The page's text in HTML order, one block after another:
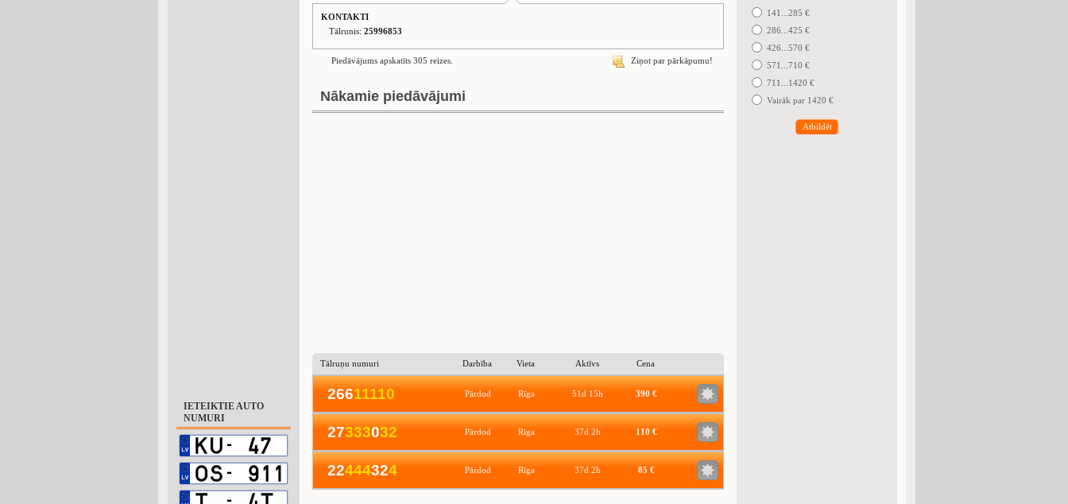
IETEIKTIE AUTO
NUMURI
KONTAKTI
Tālrunis: 25996853
Ziņot par pārkāpumu!
Piedāvājums apskatīts 305 reizes.
Nākamie piedāvājumi
Tālruņu numuri Darbība Vieta Aktīvs Cena
26611110 Pārdod Rīga 51d 15h 390 €
27333032 Pārdod Rīga 37d 2h 110 €
22444324 Pārdod Rīga 37d 2h 85 €
141...285 €
286...425 €
426...570 €
571...710 €
711...1420 €
Vairāk par 1420 €
Atbildēt